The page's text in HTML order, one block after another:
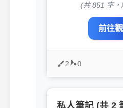
(共 851 字，
前往
2 0
私人筆記 (共 2